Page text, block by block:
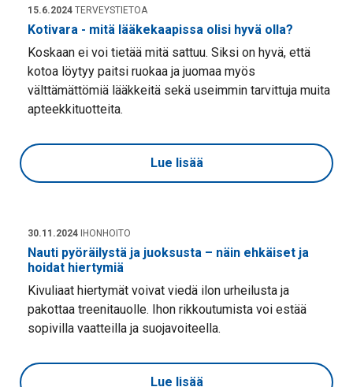
15.6.2024 TERVEYSTIETOA
Kotivara - mitä lääkekaapissa olisi hyvä olla?
Koskaan ei voi tietää mitä sattuu. Siksi on hyvä, että
kotoa löytyy paitsi ruokaa ja juomaa myös
välttämättömiä lääkkeitä sekä useimmin tarvittuja muita
apteekkituotteita.
Lue lisää
30.11.2024 IHONHOITO
Nauti pyöräilystä ja juoksusta – näin ehkäiset ja
hoidat hiertymiä
Kivuliaat hiertymät voivat viedä ilon urheilusta ja
pakottaa treenitauolle. Ihon rikkoutumista voi estää
sopivilla vaatteilla ja suojavoiteella.
Lue lisää